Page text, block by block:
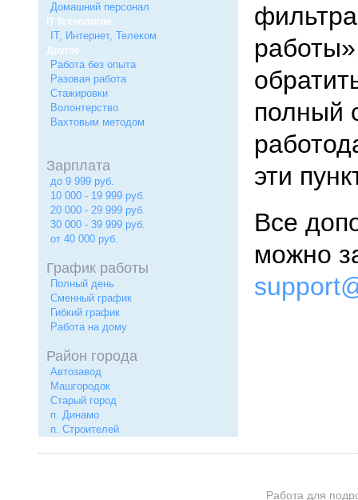
полный
эти
Все
можно
Домашний персонал
IT Технологии
IT, Интернет, Телеком
Другое
Работа без опыта
Разовая работа
Стажировки
Волонтерство
Вахтовым методом
Зарплата
до 9 999 руб.
10 000 - 19 999 руб.
20 000 - 29 999 руб.
30 000 - 39 999 руб.
от 40 000 руб.
График работы
Полный день
Сменный график
Гибкий график
Работа на дому
Район города
Автозавод
Машгородок
Старый город
п. Динамо
п. Строителей
Работа для